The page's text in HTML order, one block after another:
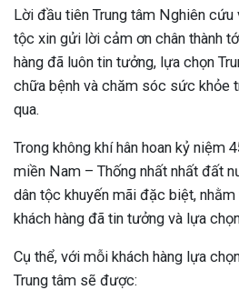
Lời đầu tiên Trung tâm Nghiên cứu
tộc xin gửi lời cảm ơn chân thành
hàng đã luôn tin tưởng, lựa chọn
chữa bệnh và chăm sóc sức khỏe
qua.
Trong không khí hân hoan kỷ niệm
miền Nam – Thống nhất nhất đất
dân tộc khuyến mãi đặc biệt,
khách hàng đã tin tưởng và lựa
Cụ thể, với mỗi khách hàng lựa
Trung tâm sẽ được: